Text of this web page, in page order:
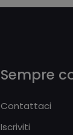
Sempre
Contattaci
Iscriviti